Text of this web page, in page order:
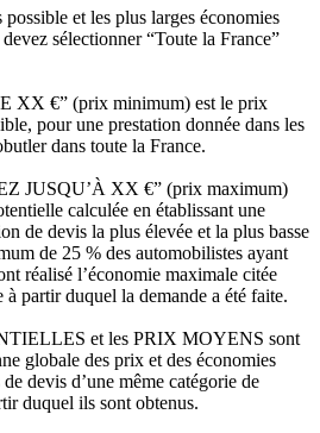
et les plus larges économies
sélectionner “Toute la France”
XX €” (prix minimum) est le prix
pour une prestation donnée dans les
dans toute la France.
JUSQU’À XX €” (prix maximum)
calculée en établissant une
de devis la plus élevée et la plus basse
de 25 % des automobilistes ayant
réalisé l’économie maximale citée
partir duquel la demande a été faite.
et les PRIX MOYENS sont
globale des prix et des économies
devis d’une même catégorie de
duquel ils sont obtenus.